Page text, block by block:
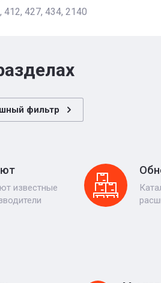
412, 427, 434, 2140
фильтр
известные